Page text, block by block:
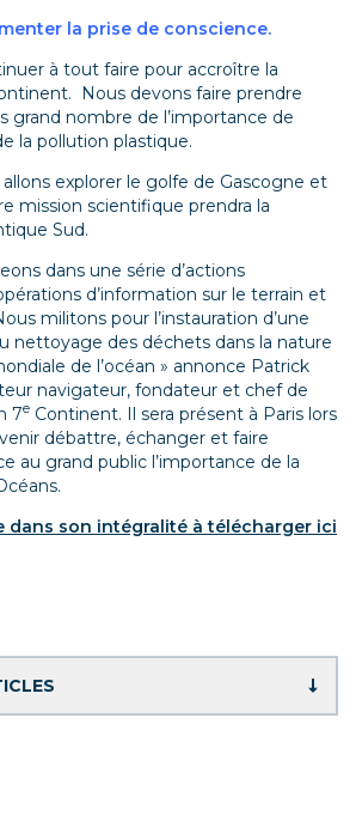
la prise de conscience.
à tout faire pour accroître la
Nous devons faire prendre
grand nombre de l’importance de
la pollution plastique.
allons explorer le golfe de Gascogne et
mission scientifique prendra la
Sud.
dans une série d’actions
d’information sur le terrain et
militons pour l’instauration d’une
nettoyage des déchets dans la nature
de l’océan » annonce Patrick
navigateur, fondateur et chef de
7e Continent. Il sera présent à Paris lors
débattre, échanger et faire
au grand public l’importance de la
dans son intégralité à télécharger ici